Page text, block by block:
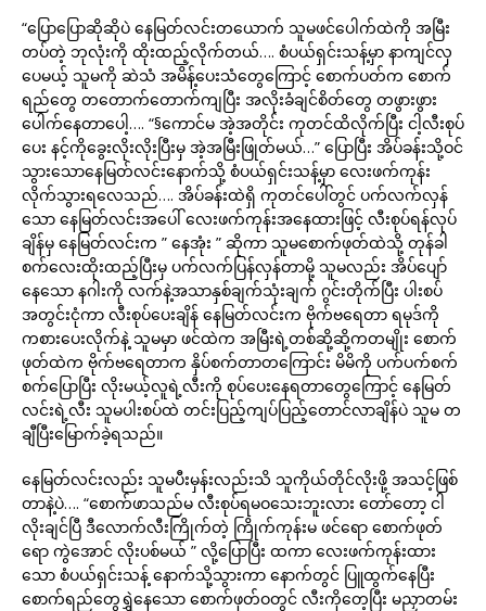
“ပြောပြောဆိုဆိုပဲ နေမြတ်လင်းတယောက် သူမဖင်ပေါက်ထဲကို အမြီး
တပ်တဲ့ ဘုလုံးကို ထိုးထည့်လိုက်တယ်…. စံပယ်ရှင်းသန့်မှာ နာကျင်လှ
ပေမယ့် သူမကို ဆဲသံ အမိန့်ပေးသံတွေကြောင့် စောက်ပတ်က စောက်
ရည်တွေ တတောက်တောက်ကျပြီး အလိုးခံချင်စိတ်တွေ တဖွားဖွား
ပေါက်နေတာပေါ့…. “§ကောင်မ အဲ့အတိုင်း ကုတင်ထိလိုက်ပြီး ငါ့လီးစုပ်
ပေး နင့်ကိုခွေးလိုးလိုးပြီးမှ အဲ့အမြီးဖြုတ်မယ်…” ပြောပြီး အိပ်ခန်းသို့ဝင်
သွားသောနေမြတ်လင်းနောက်သို့ စံပယ်ရှင်းသန့်မှာ လေးဖက်ကုန်း
လိုက်သွားရလေသည်…. အိပ်ခန်းထဲရှိ ကုတင်ပေါ်တွင် ပက်လက်လှန်
သော နေမြတ်လင်းအပေါ် လေးဖက်ကုန်းအနေထားဖြင့် လီးစုပ်ရန်လုပ်
ချိန်မှ နေမြတ်လင်းက ” နေအုံး ” ဆိုကာ သူမစောက်ဖုတ်ထဲသို့ တုန်ခါ
စက်လေးထိုးထည့်ပြီးမှ ပက်လက်ပြန်လှန်တာမို့ သူမလည်း အိပ်ပျော်
နေသော နဂါးကို လက်နဲ့အသာနှစ်ချက်သုံးချက် ဂွင်းတိုက်ပြီး ပါးစပ်
အတွင်းငုံကာ လီးစုပ်ပေးချိန် နေမြတ်လင်းက ဗိုက်ဗရေတာ ရမုဒ်ကို
ကစားပေးလိုက်နဲ့ သူမမှာ ဖင်ထဲက အမြီးရဲ့တစ်ဆို့ဆို့ကတမျိုး စောက်
ဖုတ်ထဲက ဗိုက်ဗရေတာက နှိပ်စက်တာတကြောင်း မိမိကို ပက်ပက်စက်
စက်ပြောပြီး လိုးမယ့်လူရဲ့လီးကို စုပ်ပေးနေရတာတွေကြောင့် နေမြတ်
လင်းရဲ့လီး သူမပါးစပ်ထဲ တင်းပြည့်ကျပ်ပြည့်တောင်လာချိန်ပဲ သူမ တ
ချီပြီးမြောက်ခဲ့ရသည်။
နေမြတ်လင်းလည်း သူမပီးမှန်းလည်းသိ သူကိုယ်တိုင်လိုးဖို့ အသင့်ဖြစ်
တာနဲ့ပဲ…. “စောက်ဖာသည်မ လီးစုပ်ရမဝသေးဘူးလား တော်တော့ ငါ
လိုးချင်ပြီ ဒီလောက်လီးကြိုက်တဲ့ ကြိုက်ကုန်းမ ဖင်ရော စောက်ဖုတ်
ရော ကွဲအောင် လိုးပစ်မယ် ” လို့ပြောပြီး ထကာ လေးဖက်ကုန်းထား
သော စံပယ်ရှင်းသန့် နောက်သို့သွားကာ နောက်တွင် ပြူထွက်နေပြီး
စောက်ရည်တွေရွှဲနေသော စောက်ဖုတ်ဝတွင် လီးကိုတေ့ပြီး မညှာတမ်း